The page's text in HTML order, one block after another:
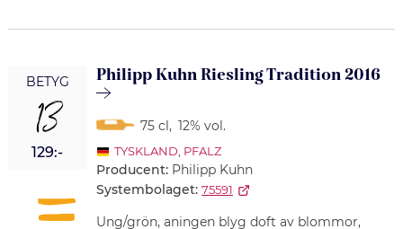
BETYG
13
129:-
Philipp Kuhn Riesling Tradition 2016
75 cl, 12% vol.
TYSKLAND PFALZ
Producent: Philipp Kuhn
Systembolaget: 75591
Ung/grön, aningen blyg doft av blommor,